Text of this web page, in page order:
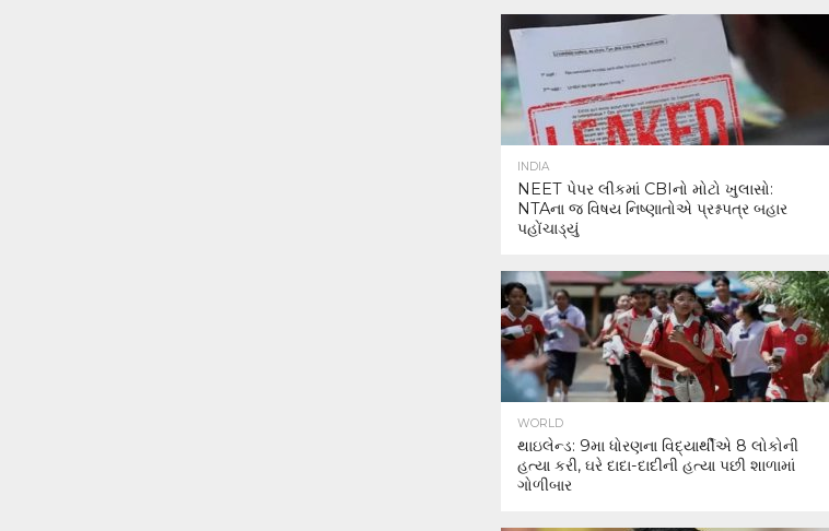
INDIA
NEET પેપર લીકમાં CBIનો મોટો ખુલાસો:
NTAના જ વિષય નિષ્ણાતોએ પ્રશ્નપત્ર બહાર
પહોંચાડ્યું
WORLD
થાઇલેન્ડ: 9મા ધોરણના વિદ્યાર્થીએ 8 લોકોની
હત્યા કરી, ઘરે દાદા-દાદીની હત્યા પછી શાળામાં
ગોળીબાર